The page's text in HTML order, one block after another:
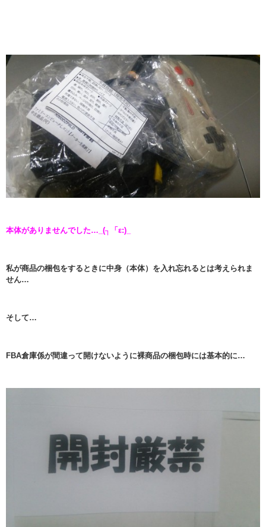
本体がありませんでした…_(┐「ε:)_
私が商品の梱包をするときに中身（本体）を入れ忘れるとは考えられま
せん…
そして…
FBA倉庫係が間違って開けないように裸商品の梱包時には基本的に…